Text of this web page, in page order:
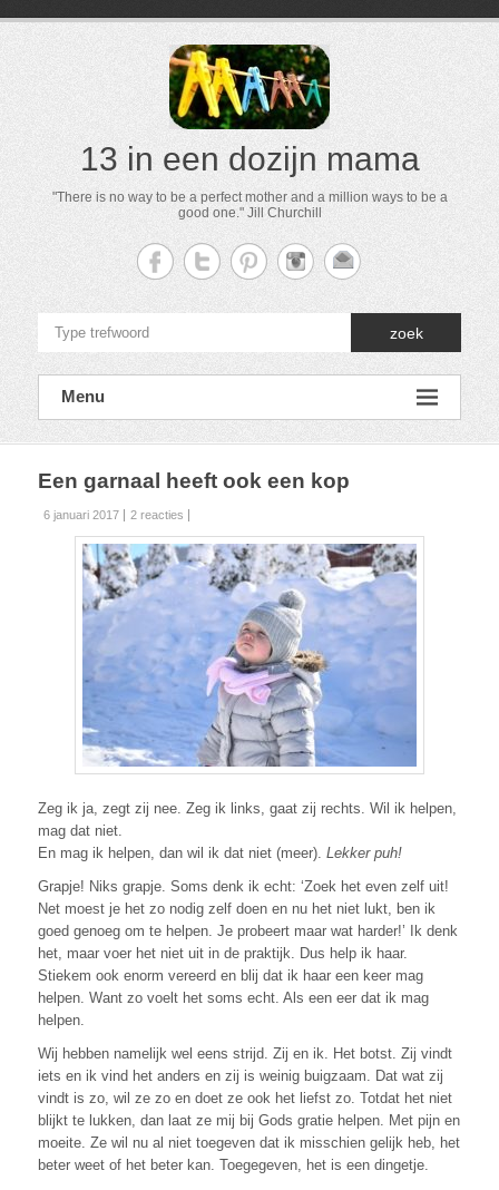
13 in een dozijn mama
"There is no way to be a perfect mother and a million ways to be a
good one." Jill Churchill
zoek
Menu
Een garnaal heeft ook een kop
6 januari 2017 2 reacties
Zeg ik ja, zegt zij nee. Zeg ik links, gaat zij rechts. Wil ik helpen,
mag dat niet.
En mag ik helpen, dan wil ik dat niet (meer). Lekker puh!
Grapje! Niks grapje. Soms denk ik echt: ‘Zoek het even zelf uit!
Net moest je het zo nodig zelf doen en nu het niet lukt, ben ik
goed genoeg om te helpen. Je probeert maar wat harder!’ Ik denk
het, maar voer het niet uit in de praktijk. Dus help ik haar.
Stiekem ook enorm vereerd en blij dat ik haar een keer mag
helpen. Want zo voelt het soms echt. Als een eer dat ik mag
helpen.
Wij hebben namelijk wel eens strijd. Zij en ik. Het botst. Zij vindt
iets en ik vind het anders en zij is weinig buigzaam. Dat wat zij
vindt is zo, wil ze zo en doet ze ook het liefst zo. Totdat het niet
blijkt te lukken, dan laat ze mij bij Gods gratie helpen. Met pijn en
moeite. Ze wil nu al niet toegeven dat ik misschien gelijk heb, het
beter weet of het beter kan. Toegegeven, het is een dingetje.